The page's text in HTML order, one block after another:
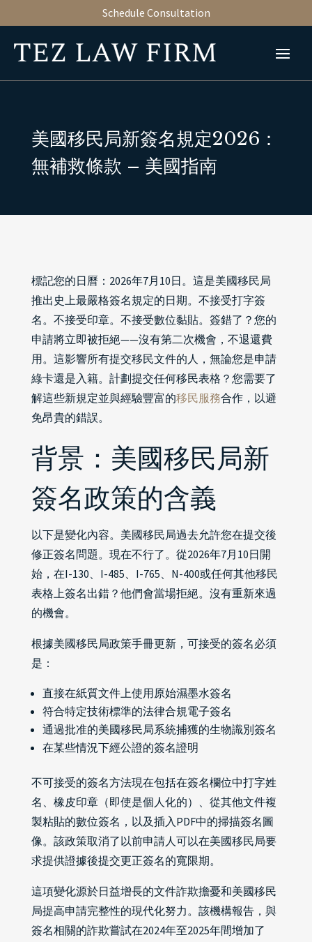
Schedule Consultation
美國移民局新簽名規定2026：
無補救條款 – 美國指南
標記您的日曆：2026年7月10日。這是美國移民局
推出史上最嚴格簽名規定的日期。不接受打字簽
名。不接受印章。不接受數位黏貼。簽錯了？您的
申請將立即被拒絕——沒有第二次機會，不退還費
用。這影響所有提交移民文件的人，無論您是申請
綠卡還是入籍。計劃提交任何移民表格？您需要了
解這些新規定並與經驗豐富的移民服務合作，以避
免昂貴的錯誤。
背景：美國移民局新
簽名政策的含義
以下是變化內容。美國移民局過去允許您在提交後
修正簽名問題。現在不行了。從2026年7月10日開
始，在I-130、I-485、I-765、N-400或任何其他移民
表格上簽名出錯？他們會當場拒絕。沒有重新來過
的機會。
根據美國移民局政策手冊更新，可接受的簽名必須
是：
直接在紙質文件上使用原始濕墨水簽名
符合特定技術標準的法律合規電子簽名
通過批准的美國移民局系統捕獲的生物識別簽名
在某些情況下經公證的簽名證明
不可接受的簽名方法現在包括在簽名欄位中打字姓
名、橡皮印章（即使是個人化的）、從其他文件複
製粘貼的數位簽名，以及插入PDF中的掃描簽名圖
像。該政策取消了以前申請人可以在美國移民局要
求提供證據後提交更正簽名的寬限期。
這項變化源於日益增長的文件詐欺擔憂和美國移民
局提高申請完整性的現代化努力。該機構報告，與
簽名相關的詐欺嘗試在2024年至2025年間增加了